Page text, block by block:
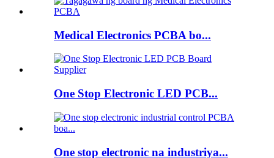
Medical Electronics PCBA bo...
One Stop Electronic LED PCB...
One stop electronic na industriya...